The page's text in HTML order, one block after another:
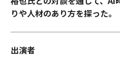
りや人材のあり方を探った。
出演者